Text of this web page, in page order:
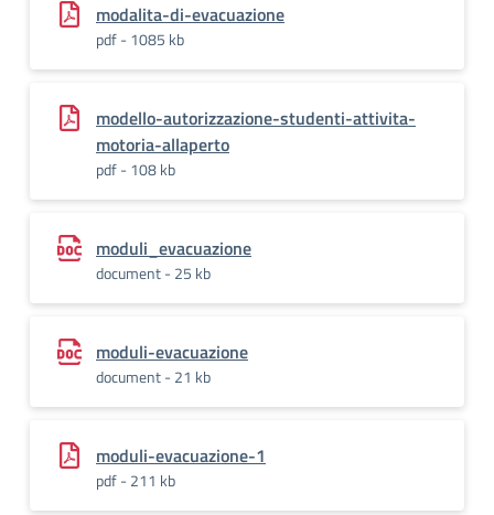
modalita-di-evacuazione
pdf - 1085 kb
modello-autorizzazione-studenti-attivita-
motoria-allaperto
pdf - 108 kb
moduli_evacuazione
document - 25 kb
moduli-evacuazione
document - 21 kb
moduli-evacuazione-1
pdf - 211 kb